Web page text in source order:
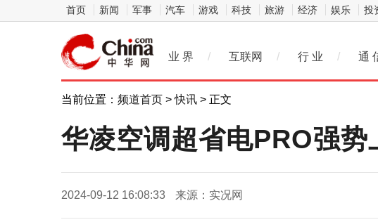
首页 新闻 军事 汽车 游戏 科技 旅游 经济 娱乐 投
业 界 / 互联网 / 行 业 / 通
当前位置： 频道首页 >快讯 > 正文
华凌空调超省电PRO强
2024-09-12 16:08:33 来源：实况网